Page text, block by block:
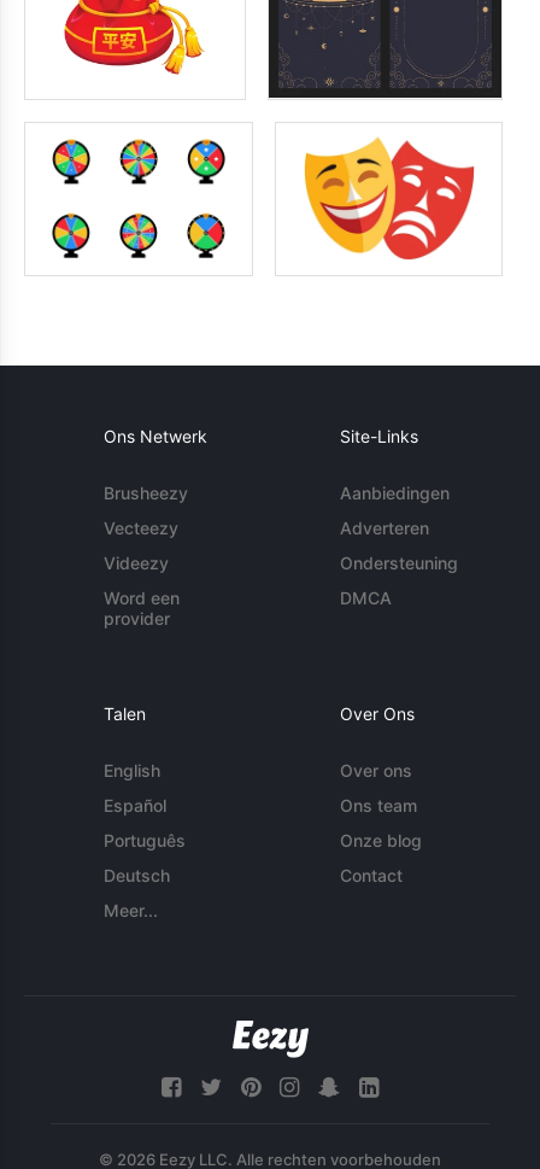
Ons Netwerk
Brusheezy
Vecteezy
Videezy
Word een
provider
Site-Links
Aanbiedingen
Adverteren
Ondersteuning
DMCA
Talen
English
Español
Português
Deutsch
Meer...
Over Ons
Over ons
Ons team
Onze blog
Contact
© 2026 Eezy LLC. Alle rechten voorbehouden